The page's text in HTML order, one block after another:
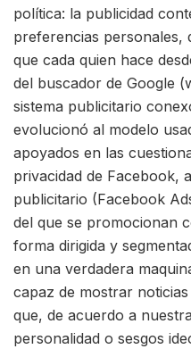
política: la publicidad
preferencias personales,
que cada quien hace
del buscador de Google
sistema publicitario
evolucionó al modelo
apoyados en las
privacidad de Facebook,
publicitario (Facebook
del que se promocionan
forma dirigida y
en una verdadera
capaz de mostrar
que, de acuerdo a
personalidad o sesgos